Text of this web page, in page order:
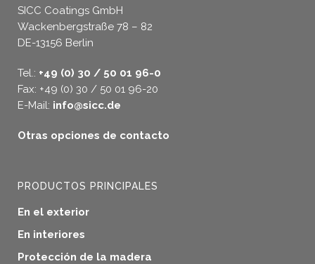
SICC Coatings GmbH
Wackenbergstraße 78 – 82
DE-13156 Berlin
Tel.: +49 (0) 30 / 50 01 96-0
Fax: +49 (0) 30 / 50 01 96-20
E-Mail: info@sicc.de
Otras opciones de contacto
PRODUCTOS PRINCIPALES
En el exterior
En interiores
Protección de la madera